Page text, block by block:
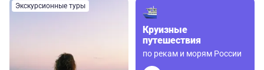
Экскурсионные туры
Круизные
путешествия
по рекам и морям России